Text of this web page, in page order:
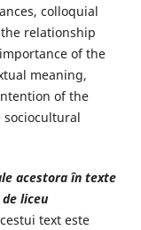
colloquial
relationship
of the
meaning,
of the
acestora în texte
liceu
text este